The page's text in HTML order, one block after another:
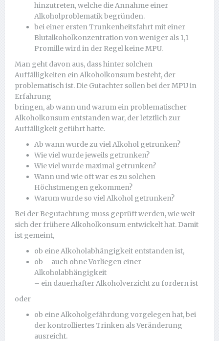
hinzutreten, welche die Annahme einer
Alkoholproblematik begründen.
bei einer ersten Trunkenheitsfahrt mit einer
Blutalkoholkonzentration von weniger als 1,1
Promille wird in der Regel keine MPU.
Man geht davon aus, dass hinter solchen
Auffälligkeiten ein Alkoholkonsum besteht, der
problematisch ist. Die Gutachter sollen bei der MPU in
Erfahrung
bringen, ab wann und warum ein problematischer
Alkoholkonsum entstanden war, der letztlich zur
Auffälligkeit geführt hatte.
Ab wann wurde zu viel Alkohol getrunken?
Wie viel wurde jeweils getrunken?
Wie viel wurde maximal getrunken?
Wann und wie oft war es zu solchen
Höchstmengen gekommen?
Warum wurde so viel Alkohol getrunken?
Bei der Begutachtung muss geprüft werden, wie weit
sich der frühere Alkoholkonsum entwickelt hat. Damit
ist gemeint,
ob eine Alkoholabhängigkeit entstanden ist,
ob – auch ohne Vorliegen einer
Alkoholabhängigkeit
– ein dauerhafter Alkoholverzicht zu fordern ist
oder
ob eine Alkoholgefährdung vorgelegen hat, bei
der kontrolliertes Trinken als Veränderung
ausreicht.